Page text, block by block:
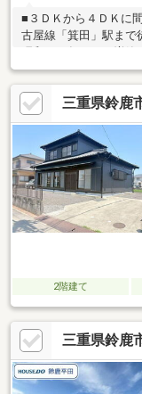
■３ＤＫから４ＤＫに
古屋線「箕田」駅まで
事・外構工事済
三重県鈴鹿
2階建て
三重県鈴鹿